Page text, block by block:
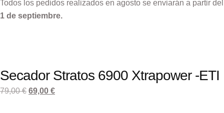
Todos los pedidos realizados en agosto se enviarán a partir del
1 de septiembre.
Secador Stratos 6900 Xtrapower -ETI
79,00€ 69,00 €